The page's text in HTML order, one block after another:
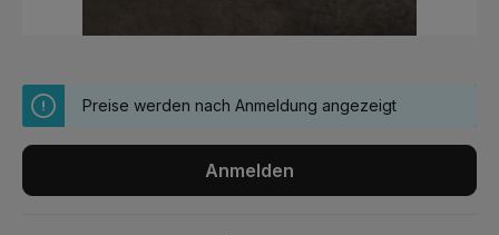
Preise werden nach Anmeldung angezeigt
Anmelden